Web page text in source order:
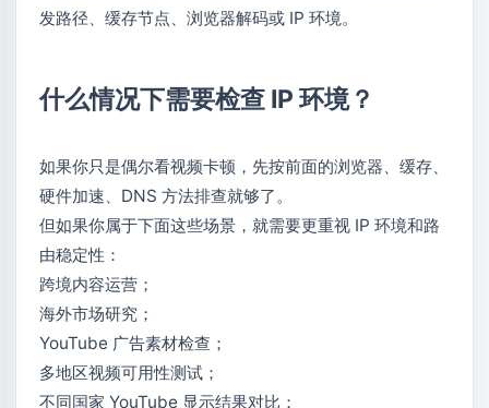
发路径、缓存节点、浏览器解码或 IP 环境。
什么情况下需要检查 IP 环境？
如果你只是偶尔看视频卡顿，先按前面的浏览器、缓存、
硬件加速、DNS 方法排查就够了。
但如果你属于下面这些场景，就需要更重视 IP 环境和路
由稳定性：
跨境内容运营；
海外市场研究；
YouTube 广告素材检查；
多地区视频可用性测试；
不同国家 YouTube 显示结果对比；